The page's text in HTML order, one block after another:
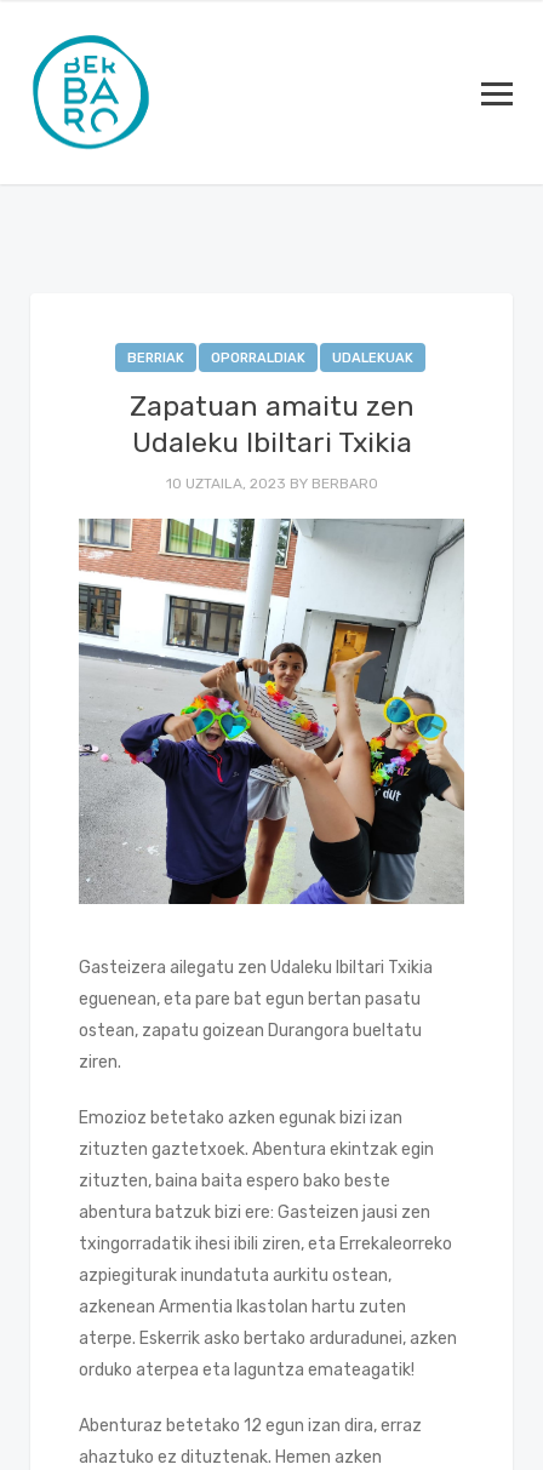
BERRIAK OPORRALDIAK UDALEKUAK
Zapatuan amaitu zen
Udaleku Ibiltari Txikia
10 UZTAILA, 2023 BY BERBARO
Gasteizera ailegatu zen Udaleku Ibiltari Txikia
eguenean, eta pare bat egun bertan pasatu
ostean, zapatu goizean Durangora bueltatu
ziren.
Emozioz betetako azken egunak bizi izan
zituzten gaztetxoek. Abentura ekintzak egin
zituzten, baina baita espero bako beste
abentura batzuk bizi ere: Gasteizen jausi zen
txingorradatik ihesi ibili ziren, eta Errekaleorreko
azpiegiturak inundatuta aurkitu ostean,
azkenean Armentia Ikastolan hartu zuten
aterpe. Eskerrik asko bertako arduradunei, azken
orduko aterpea eta laguntza emateagatik!
Abenturaz betetako 12 egun izan dira, erraz
ahaztuko ez dituztenak. Hemen azken